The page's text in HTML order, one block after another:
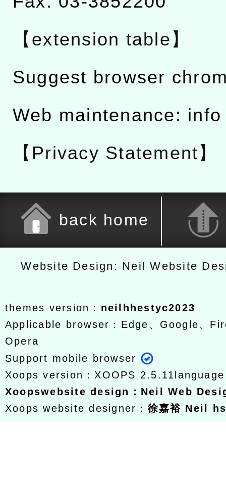
【extension table】
Suggest browser
Web maintenance:
【Privacy Statement】
back home
Website Design: Neil Website
themes version： neilhhestyc2023
Applicable browser：Edge、Google、
Opera
Support mobile browser
Xoops version： XOOPS 2.5.11
Xoopswebsite design ： Neil Web
Xoops website designer： 徐嘉裕 Neil